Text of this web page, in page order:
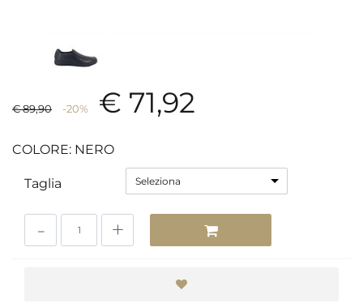
€ 89,90 -20% € 71,92
COLORE: NERO
Taglia Seleziona